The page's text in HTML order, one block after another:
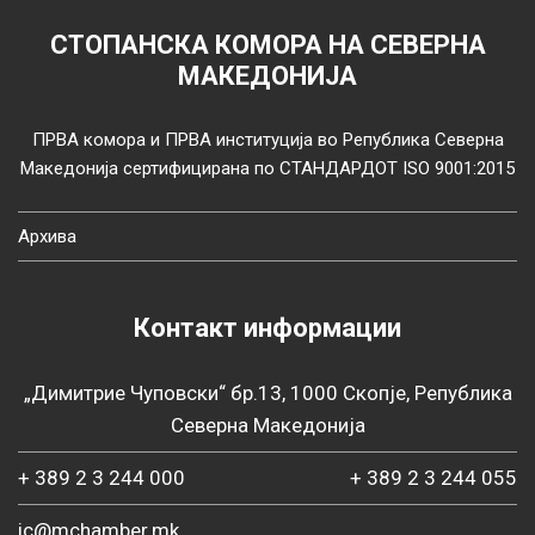
СТОПАНСКА КОМОРА НА СЕВЕРНА
МАКЕДОНИЈА
ПРВА комора и ПРВА институција во Република Северна
Македонија сертифицирана по СТАНДАРДОТ ISO 9001:2015
Архива
Контакт информации
„Димитрие Чуповски“ бр.13, 1000 Скопје, Република
Северна Македонија
+ 389 2 3 244 000 + 389 2 3 244 055